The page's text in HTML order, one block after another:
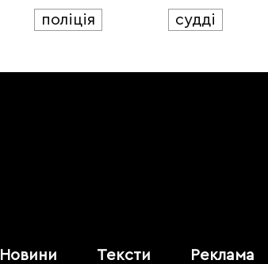
поліція
судді
Новини Тексти Реклама